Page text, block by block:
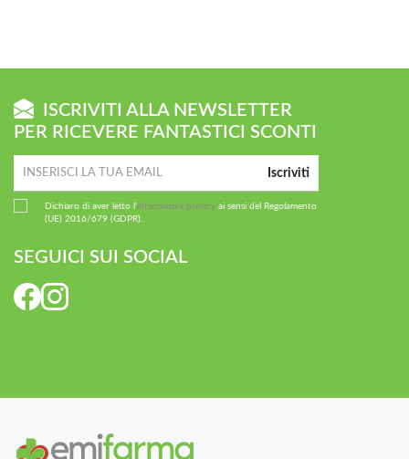
ISCRIVITI ALLA NEWSLETTER
PER RICEVERE FANTASTICI SCONTI
Iscriviti
Dichiaro di aver letto l'informativa privacy ai sensi del Regolamento
(UE) 2016/679 (GDPR).
SEGUICI SUI SOCIAL